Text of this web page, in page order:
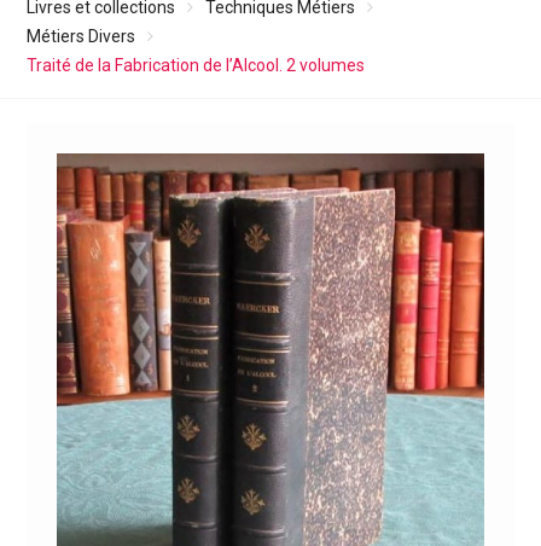
Livres et collections
Techniques Métiers
Métiers Divers
Traité de la Fabrication de l’Alcool. 2 volumes